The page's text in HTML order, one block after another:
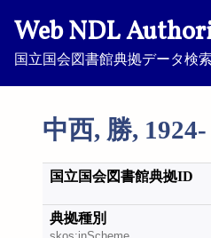
Web NDL
国立国会図書館典拠データ検
中西, 勝, 1924-
国立国会図書館典拠ID
典拠種別